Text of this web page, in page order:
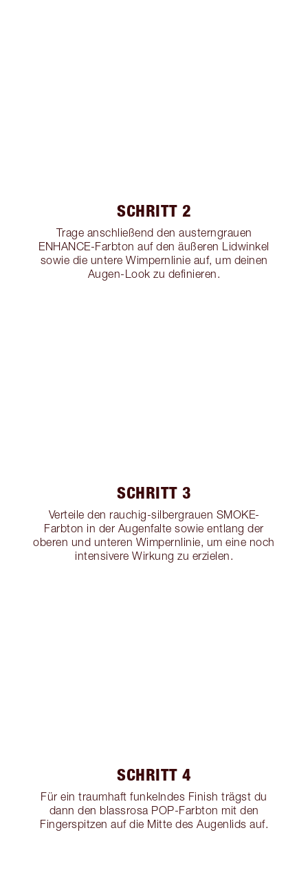
SCHRITT 2
Trage anschließend den austerngrauen
ENHANCE-Farbton auf den äußeren Lidwinkel
sowie die untere Wimpernlinie auf, um deinen
Augen-Look zu definieren.
SCHRITT 3
Verteile den rauchig-silbergrauen SMOKE-
Farbton in der Augenfalte sowie entlang der
oberen und unteren Wimpernlinie, um eine noch
intensivere Wirkung zu erzielen.
SCHRITT 4
Für ein traumhaft funkelndes Finish trägst du
dann den blassrosa POP-Farbton mit den
Fingerspitzen auf die Mitte des Augenlids auf.